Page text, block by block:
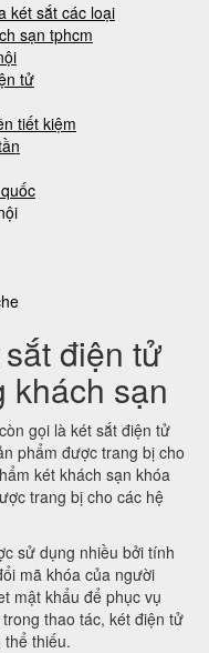
két sắt các loại
sạn tphcm
tử
tiết kiệm
điện tử
khách sạn
gọi là két sắt điện tử
phẩm được trang bị cho
két khách sạn khóa
trang bị cho các hệ
sử dụng nhiều bởi tính
mã khóa của người
mật khẩu để phục vụ
thao tác, két điện tử
thiếu.